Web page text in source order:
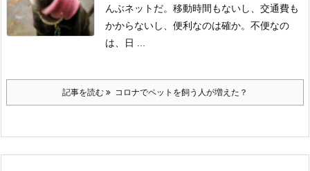
んぶネットだ。 移動時間もないし、交通費も
かからないし、便利なのは確か。 不便なの
は、日 ...
記事を読む コロナでペットを飼う人が増えた？